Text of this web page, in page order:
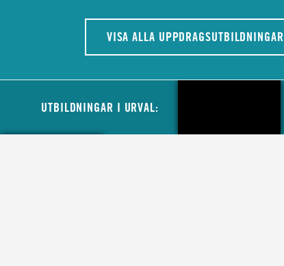
VISA ALLA UPPDRAGSUTBILDNINGAR
UTBILDNINGAR I URVAL: